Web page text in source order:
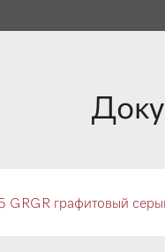
графитовый